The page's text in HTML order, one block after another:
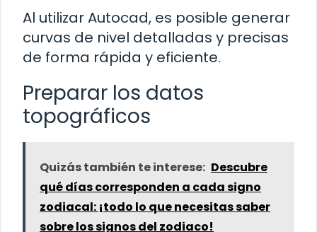
Al utilizar Autocad, es posible generar
curvas de nivel detalladas y precisas
de forma rápida y eficiente.
Preparar los datos
topográficos
Quizás también te interese: Descubre
qué días corresponden a cada signo
zodiacal: ¡todo lo que necesitas saber
sobre los signos del zodiaco!